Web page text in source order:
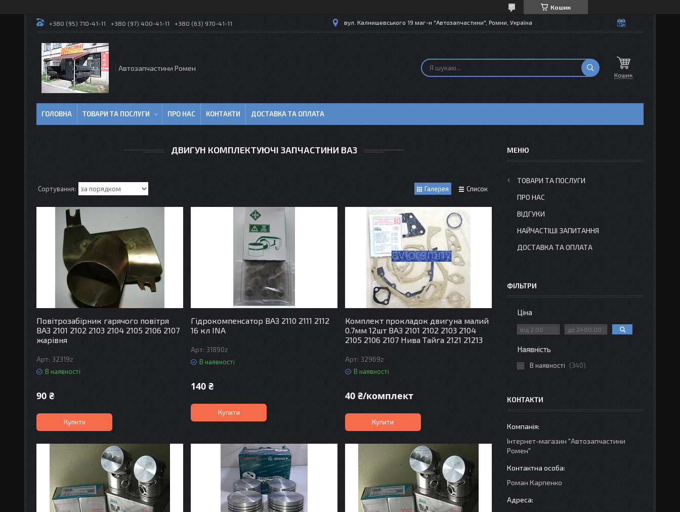
Кошик
+380 (95) 710-41-11 +380 (97) 400-41-11 +380 (63) 970-41-11 вул. Калнишевського 19 маг-н "Автозапчастини", Ромни, Україна
Автозапчастини Ромен
Кошик
ГОЛОВНА ТОВАРИ ТА ПОСЛУГИ ПРО НАС КОНТАКТИ ДОСТАВКА ТА ОПЛАТА
ДВИГУН КОМПЛЕКТУЮЧІ ЗАПЧАСТИНИ ВАЗ
Галерея Список
Повітрозабірник гарячого повітря
ВАЗ 2101 2102 2103 2104 2105 2106 2107
жарівня
32319z
В наявності
90 ₴
Купити
Гідрокомпенсатор ВАЗ 2110 2111 2112
16 кл INA
31890z
В наявності
140 ₴
Купити
Комплект прокладок двигуна малий
0.7мм 12шт ВАЗ 2101 2102 2103 2104
2105 2106 2107 Нива Тайга 2121 21213
32969z
В наявності
40 ₴/комплект
Купити
ТОВАРИ ТА ПОСЛУГИ
ПРО НАС
ВІДГУКИ
НАЙЧАСТІШІ ЗАПИТАННЯ
ДОСТАВКА ТА ОПЛАТА
ФІЛЬТРИ
Ціна
Наявність
В наявності 340
КОНТАКТИ
Інтернет-магазин "Автозапчастини
Ромен"
Роман Карпенко